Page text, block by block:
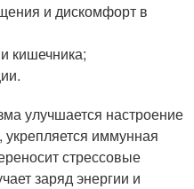
и дискомфорт в
кишечника;
улучшается настроение
укрепляется иммунная
стрессовые
заряд энергии и